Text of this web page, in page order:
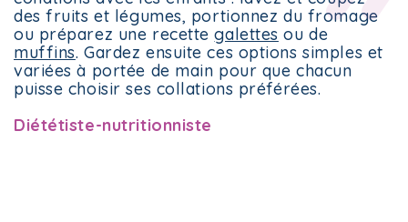
Le
des fruits et légumes, portionnez du fromage
ou préparez une recettegalettes ou de
muffins. Gardez ensuite ces options simples et
variées à portée de main pour que chacun
puisse choisir ses collations préférées.
Diététiste-nutritionniste